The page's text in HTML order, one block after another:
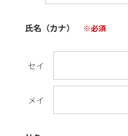
氏名（カナ） ※必須
セイ
メイ